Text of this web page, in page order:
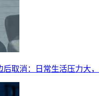
后取消：日常生活压力大